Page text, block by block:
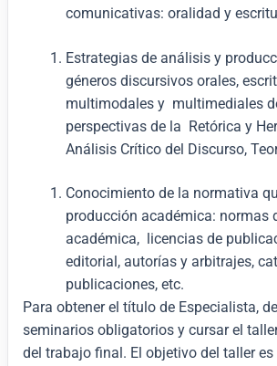
comunicativas: oralidad y
Estrategias de análisis y
géneros discursivos orales,
multimodales y multimediales
perspectivas de la Retórica y
Análisis Crítico del Discurso,
Conocimiento de la normativa
producción académica: normas
académica, licencias de
editorial, autorías y arbitrajes,
publicaciones, etc.
Para obtener el título de Especialista,
seminarios obligatorios y cursar el
del trabajo final. El objetivo del taller